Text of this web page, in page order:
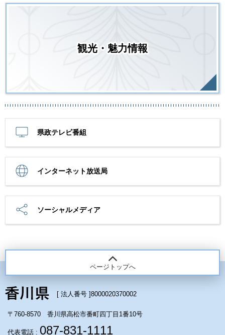
観光・魅力情報
県政テレビ番組
インターネット放送局
ソーシャルメディア
ページトップへ
[ 法人番号 ]8000020370002
〒760-8570 香川県高松市番町四丁目1番10号
代表電話 : 087-831-1111